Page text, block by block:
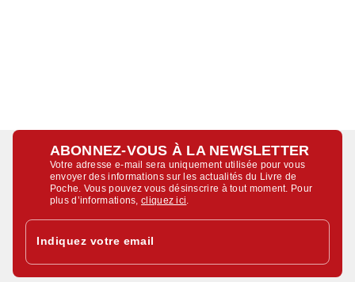
ABONNEZ-VOUS À LA NEWSLETTER
Votre adresse e-mail sera uniquement utilisée pour vous
envoyer des informations sur les actualités du Livre de
Poche. Vous pouvez vous désinscrire à tout moment. Pour
plus d’informations,cliquez ici
Indiquez votre email